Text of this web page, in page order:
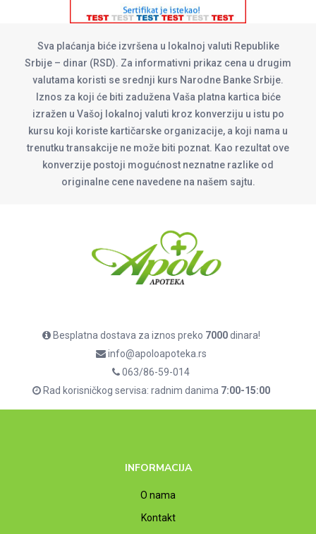
Sva plaćanja biće izvršena u lokalnoj valuti Republike
Srbije – dinar (RSD). Za informativni prikaz cena u drugim
valutama koristi se srednji kurs Narodne Banke Srbije.
Iznos za koji će biti zadužena Vaša platna kartica biće
izražen u Vašoj lokalnoj valuti kroz konverziju u istu po
kursu koji koriste kartičarske organizacije, a koji nama u
trenutku transakcije ne može biti poznat. Kao rezultat ove
konverzije postoji mogućnost neznatne razlike od
originalne cene navedene na našem sajtu.
Besplatna dostava za iznos preko 7000dinara!
info@apoloapoteka.rs
063/86-59-014
Rad korisničkog servisa: radnim danima 7:00-15:00
INFORMACIJA
O nama
Kontakt